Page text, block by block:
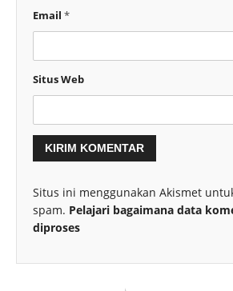
Email *
Situs Web
Situs ini menggunakan Akismet
spam. Pelajari bagaimana data
diproses